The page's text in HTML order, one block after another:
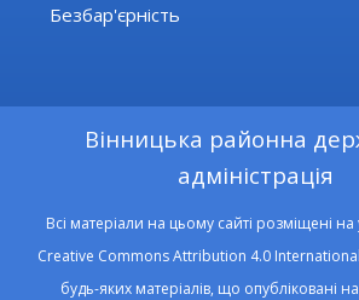
Безбар'єрність
Вінницька районна
адміністрація
Всі матеріали на цьому сайті розміщені на
Creative Commons Attribution 4.0
будь-яких матеріалів, що опубліковані